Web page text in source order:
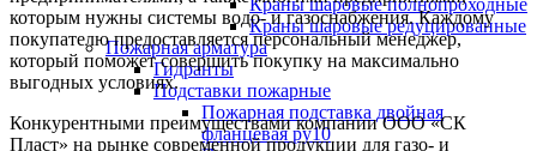
Краны шаровые полнопроходные
Краны шаровые редуцированные
Пожарная арматура
Гидранты
Подставки пожарные
Пожарная подставка двойная
фланцевая ру10
которым нужны системы водо- и газоснабжения. Каждому
покупателю предоставляется персональный менеджер,
который поможет совершить покупку на максимально
выгодных условиях.
Конкурентными преимуществами компании ООО «СК
Пласт» на рынке современной продукции для газо- и